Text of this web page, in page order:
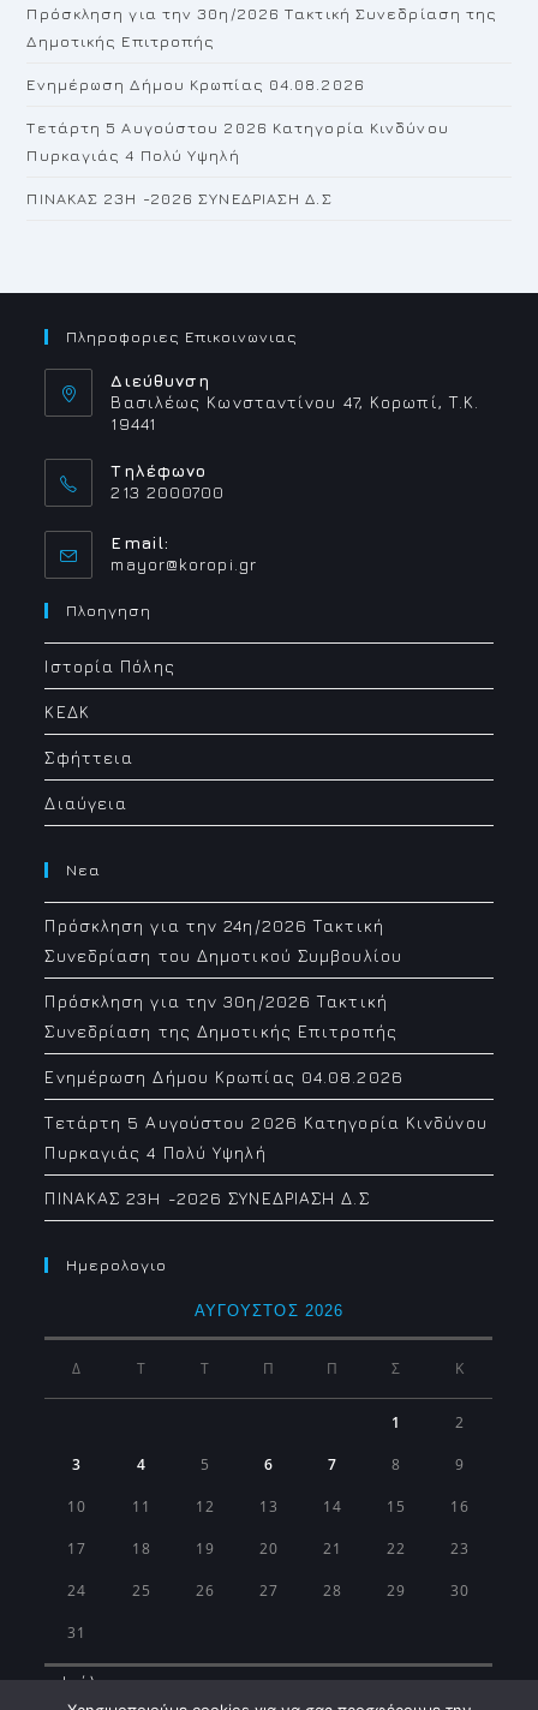
Πρόσκληση για την 30η/2026 Τακτική Συνεδρίαση της
Δημοτικής Επιτροπής
Ενημέρωση Δήμου Κρωπίας 04.08.2026
Τετάρτη 5 Αυγούστου 2026 Κατηγορία Κινδύνου
Πυρκαγιάς 4 Πολύ Υψηλή
ΠΙΝΑΚΑΣ 23H -2026 ΣΥΝΕΔΡΙΑΣΗ Δ.Σ
Πληροφοριες Επικοινωνιας
Διεύθυνση
Βασιλέως Κωνσταντίνου 47, Κορωπί, Τ.Κ.
19441
Τηλέφωνο
213 2000700
Email:
mayor@koropi.grOpens
Πλοηγηση
Ιστορία Πόλης
ΚΕΔΚ
Σφήττεια
Διαύγεια
Νεα
Πρόσκληση για την 24η/2026 Τακτική
Συνεδρίαση του Δημοτικού Συμβουλίου
Πρόσκληση για την 30η/2026 Τακτική
Συνεδρίαση της Δημοτικής Επιτροπής
Ενημέρωση Δήμου Κρωπίας 04.08.2026
Τετάρτη 5 Αυγούστου 2026 Κατηγορία Κινδύνου
Πυρκαγιάς 4 Πολύ Υψηλή
ΠΙΝΑΚΑΣ 23H -2026 ΣΥΝΕΔΡΙΑΣΗ Δ.Σ
Ημερολογιο
ΑΎΓΟΥΣΤΟΣ 2026
Δ Τ Τ Π Π Σ Κ
1 2
3 4 5 6 7 8 9
10 11 12 13 14 15 16
17 18 19 20 21 22 23
24 25 26 27 28 29 30
31
« Ιούλ